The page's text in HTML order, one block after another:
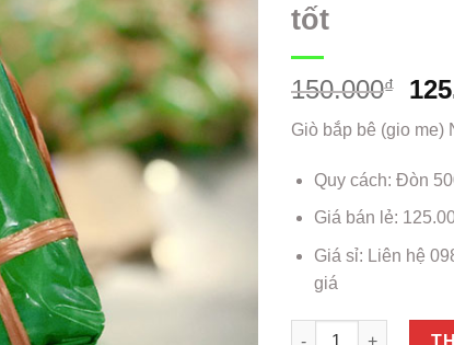
tốt
150.000₫
Giò bắp bê (gio me)
Quy cách: Đòn
Giá bán lẻ:
Giá sỉ: Liên hệ
giá
Giò bê Nghệ An